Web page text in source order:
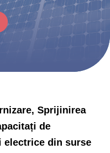
Sprijinirea
de
electrice din surse